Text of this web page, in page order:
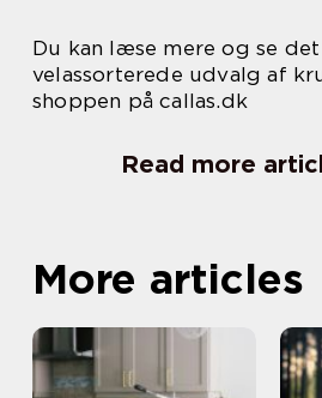
Du kan læse mere og se
velassorterede udvalg af
shoppen på callas.dk
Read more
More articles